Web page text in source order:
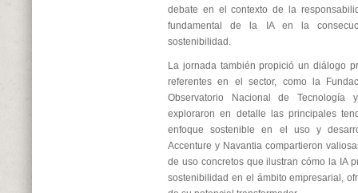
debate en el contexto de la
fundamental de la IA en la
sostenibilidad.
La jornada también propició un diálogo
referentes en el sector, como la
Observatorio Nacional de Tecnología
exploraron en detalle las principales
enfoque sostenible en el uso y
Accenture y Navantia compartieron
de uso concretos que ilustran cómo la IA
sostenibilidad en el ámbito empresarial,